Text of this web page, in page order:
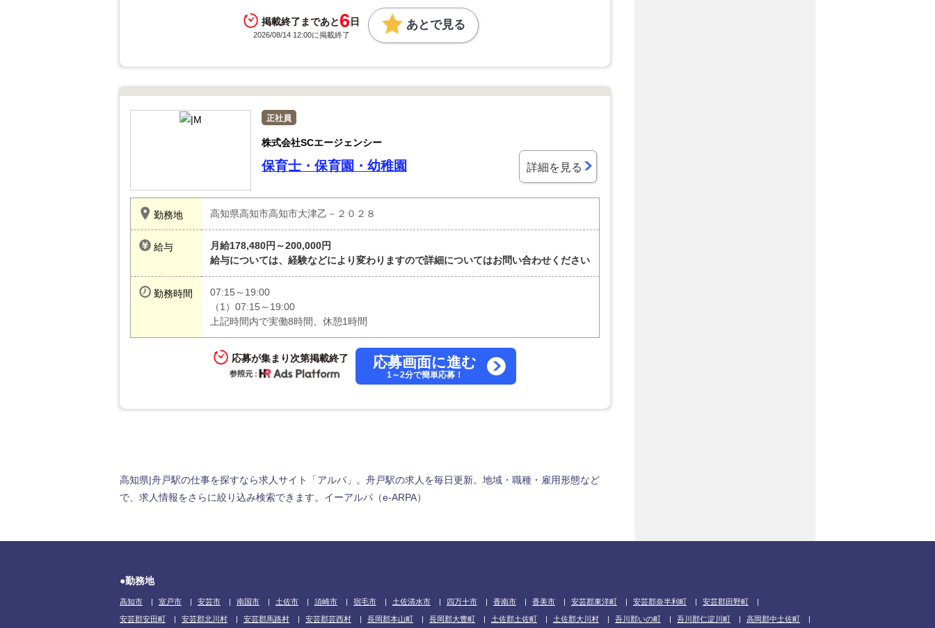
掲載終了まであと6 日
2026/08/14 12:00に掲載終了
あとで見る
正社員
株式会社SCエージェンシー
保育士・保育園・幼稚園
勤務地 高知県高知市高知市大津乙－２０２８
給与
月給178,480円～200,000円
給与については、経験などにより変わりますので詳細についてはお問い合わせください
勤務時間
07:15～19:00
（1）07:15～19:00
上記時間内で実働8時間、休憩1時間
応募が集まり次第掲載終了 応募画面に進む
1～2分で簡単応募！
詳細を見る
高知県|舟戸駅の仕事を探すなら求人サイト「アルパ」。舟戸駅の求人を毎日更新。地域・職種・雇用形態など
で、求人情報をさらに絞り込み検索できます。イーアルパ（e-ARPA）
●勤務地
高知市 室戸市 安芸市 南国市 土佐市 須崎市 宿毛市 土佐清水市 四万十市 香南市 香美市 安芸郡東洋町 安芸郡奈半利町 安芸郡田野町
安芸郡安田町 安芸郡北川村 安芸郡馬路村 安芸郡芸西村 長岡郡本山町 長岡郡大豊町 土佐郡土佐町 土佐郡大川村 吾川郡いの町 吾川郡仁淀川町 高岡郡中土佐町